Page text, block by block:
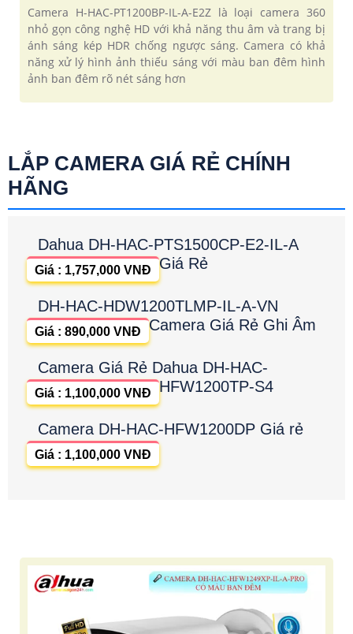
Camera H-HAC-PT1200BP-IL-A-E2Z là loại camera 360
nhỏ gọn công nghệ HD với khả năng thu âm và trang bị
ánh sáng kép HDR chống ngược sáng. Camera có khả
năng xử lý hình ảnh thiếu sáng với màu ban đêm hình
ảnh ban đêm rõ nét sáng hơn
LẮP CAMERA GIÁ RẺ CHÍNH
HÃNG
Dahua DH-HAC-PTS1500CP-E2-IL-A
Giá Rẻ
Giá : 1,757,000 VNĐ
DH-HAC-HDW1200TLMP-IL-A-VN
Camera Giá Rẻ Ghi Âm
Giá : 890,000 VNĐ
Camera Giá Rẻ Dahua DH-HAC-
HFW1200TP-S4
Giá : 1,100,000 VNĐ
Camera DH-HAC-HFW1200DP Giá rẻ
Giá : 1,100,000 VNĐ